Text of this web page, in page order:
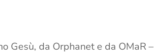
Gesù, da Orphanet e da OMaR –